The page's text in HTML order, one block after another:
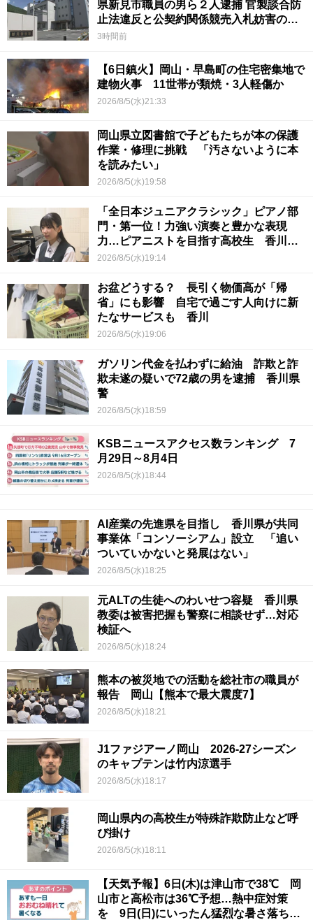
県新見市職員の男ら２人逮捕 官製談合防
止法違反と公契約関係競売入札妨害の疑
い
3時間前
【6日鎮火】岡山・早島町の住宅密集地で
建物火事 11世帯が類焼・3人軽傷か
2026/8/5(水)21:33
岡山県立図書館で子どもたちが本の保護
作業・修理に挑戦 「汚さないように本
を読みたい」
2026/8/5(水)19:58
「全日本ジュニアクラシック」ピアノ部
門・第一位！力強い演奏と豊かな表現
力…ピアニストを目指す高校生 香川
【青春のキセキ】
2026/8/5(水)19:14
お盆どうする？ 長引く物価高が「帰
省」にも影響 自宅で過ごす人向けに新
たなサービスも 香川
2026/8/5(水)19:06
ガソリン代金を払わずに給油 詐欺と詐
欺未遂の疑いで72歳の男を逮捕 香川県
警
2026/8/5(水)18:59
KSBニュースアクセス数ランキング 7
月29日～8月4日
2026/8/5(水)18:44
AI産業の先進県を目指し 香川県が共同
事業体「コンソーシアム」設立 「追い
ついていかないと発展はない」
2026/8/5(水)18:25
元ALTの生徒へのわいせつ容疑 香川県
教委は被害把握も警察に相談せず…対応
検証へ
2026/8/5(水)18:24
熊本の被災地での活動を総社市の職員が
報告 岡山【熊本で最大震度7】
2026/8/5(水)18:21
J1ファジアーノ岡山 2026-27シーズン
のキャプテンは竹内涼選手
2026/8/5(水)18:17
岡山県内の高校生が特殊詐欺防止など呼
び掛け
2026/8/5(水)18:11
【天気予報】6日(木)は津山市で38℃ 岡
山市と高松市は36℃予想…熱中症対策
を 9日(日)にいったん猛烈な暑さ落ち着